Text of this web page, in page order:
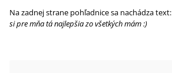
Na zadnej strane pohľadnice sa nachádza text:
si pre mňa tá najlepšia zo všetkých mám :)